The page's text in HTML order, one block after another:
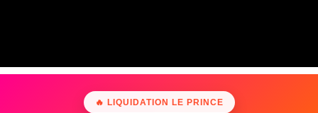
🔥 LIQUIDATION LE PRINCE